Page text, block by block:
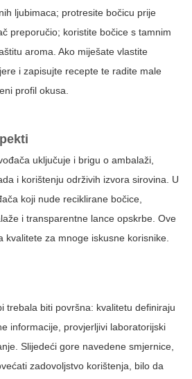
ljubimaca; protresite bočicu prije
preporučio; koristite bočice s tamnim
aroma. Ako miješate vlastite
i zapisujte recepte te radite male
profil okusa.
uključuje i brigu o ambalaži,
i korištenju održivih izvora sirovina. U
koji nude reciklirane bočice,
i transparentne lance opskrbe. Ove
kvalitete za mnoge iskusne korisnike.
trebala biti površna: kvalitetu definiraju
informacije, provjerljivi laboratorijski
Slijedeći gore navedene smjernice,
zadovoljstvo korištenja, bilo da